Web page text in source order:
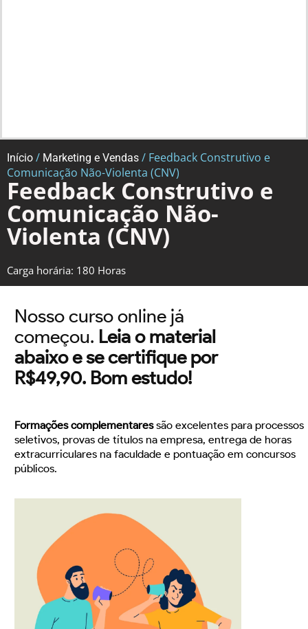
Início / Marketing e Vendas / Feedback Construtivo e
Comunicação Não-Violenta (CNV)
Feedback Construtivo e
Comunicação Não-
Violenta (CNV)
Carga horária: 180 Horas
Nosso curso online já
começou. Leia o material
abaixo e se certifique por
R$49,90. Bom estudo!
Formações complementaressão excelentes para processos
seletivos, provas de títulos na empresa, entrega de horas
extracurriculares na faculdade e pontuação em concursos
públicos.